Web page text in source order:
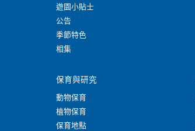
遊園小貼士
公告
季節特色
相集
保育與研究
動物保育
植物保育
保育地點